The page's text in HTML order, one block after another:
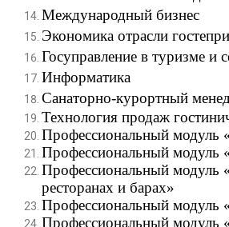
Международный бизнес
Экономика отрасли
Госуправление в туризме и
Информатика
Санаторно-курортный
Технология продаж
Профессиональный модуль
Профессиональный модуль
Профессиональный модуль
ресторанах и барах»
Профессиональный модуль
Профессиональный модуль